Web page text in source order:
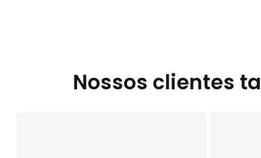
Nossos clientes